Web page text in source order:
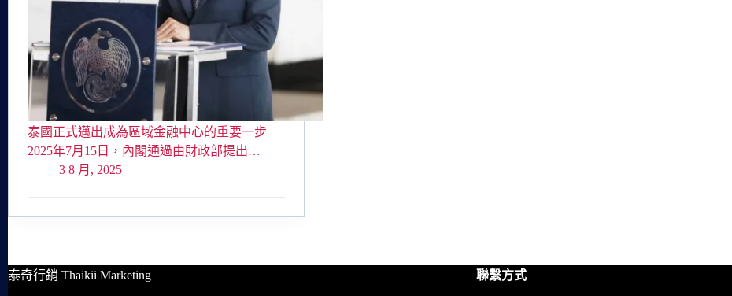
泰國正式邁出成為區域金融中心的重要一步
2025年7月15日，內閣通過由財政部提出…
3 8 月, 2025
泰奇行銷 Thaikii Marketing
聯繫方式